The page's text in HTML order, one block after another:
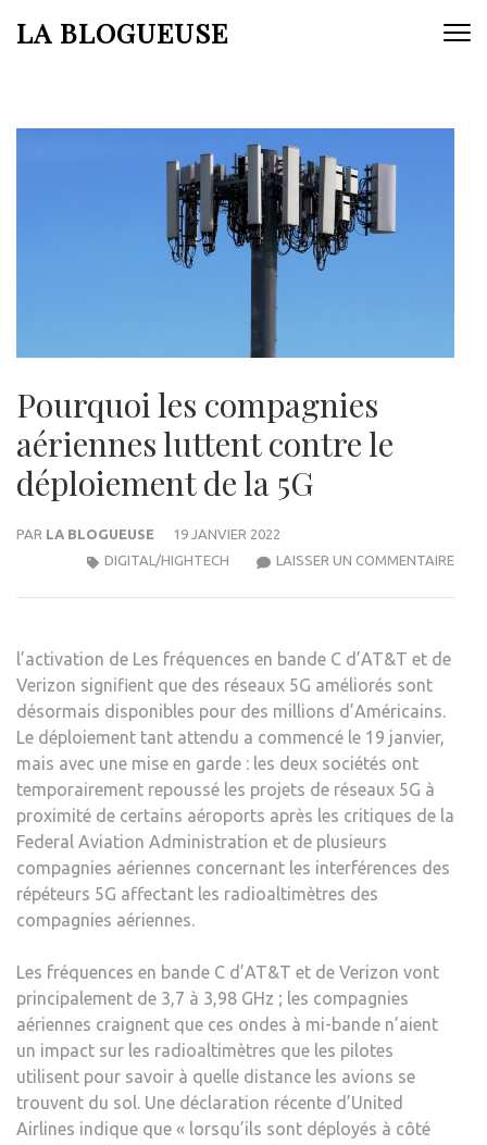
auLA BLOGUEUSE
Pourquoi les compagnies
aériennes luttent contre le
déploiement de la 5G
PAR LA BLOGUEUSE
19 JANVIER 2022
LAISSER UN COMMENTAIRE
DIGITAL/HIGHTECH
l’activation de Les fréquences en bande C d’AT&T et de
Verizon signifient que des réseaux 5G améliorés sont
désormais disponibles pour des millions d’Américains.
Le déploiement tant attendu a commencé le 19 janvier,
mais avec une mise en garde : les deux sociétés ont
temporairement repoussé les projets de réseaux 5G à
proximité de certains aéroports après les critiques de la
Federal Aviation Administration et de plusieurs
compagnies aériennes concernant les interférences des
répéteurs 5G affectant les radioaltimètres des
compagnies aériennes.
Les fréquences en bande C d’AT&T et de Verizon vont
principalement de 3,7 à 3,98 GHz ; les compagnies
aériennes craignent que ces ondes à mi-bande n’aient
un impact sur les radioaltimètres que les pilotes
utilisent pour savoir à quelle distance les avions se
trouvent du sol. Une déclaration récente d’United
Airlines indique que « lorsqu’ils sont déployés à côté